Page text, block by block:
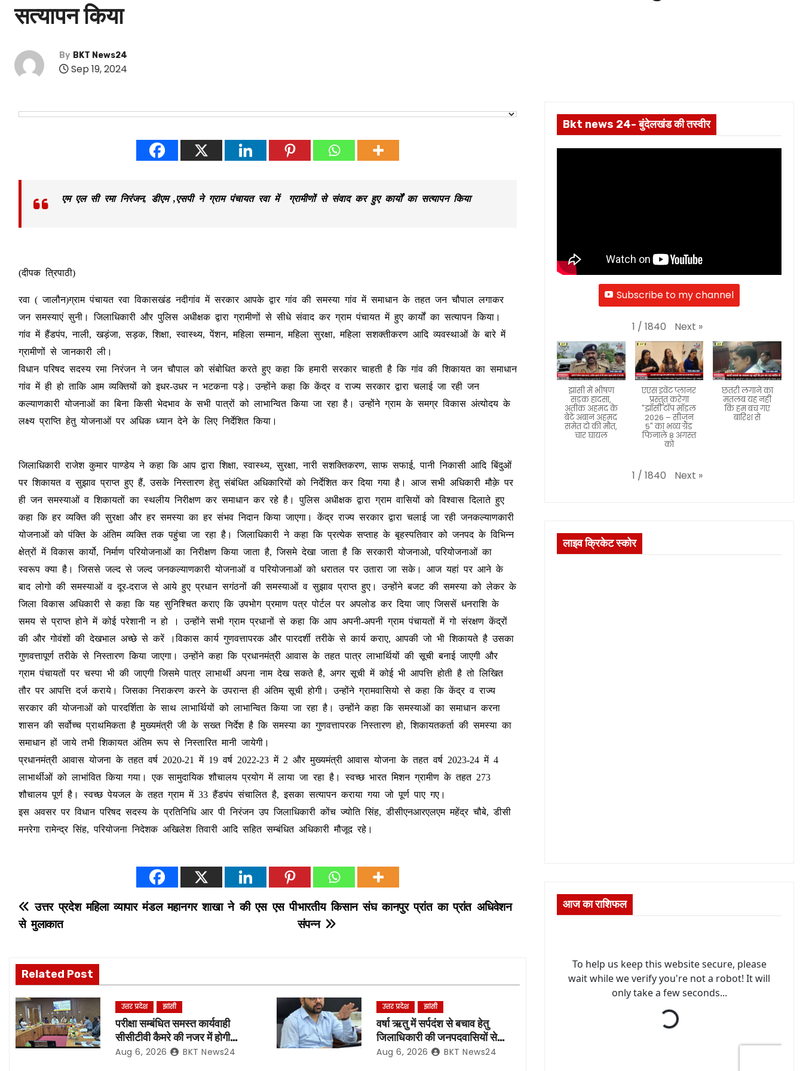
सत्यापन किया
By BKT News24
Sep 19, 2024
एम एल सी रमा निरंजन, डीएम ,एसपी ने ग्राम पंचायत रवा में ग्रामीणों से संवाद कर हुए कार्यों का सत्यापन किया
(दीपक त्रिपाठी)
रवा ( जालौन)ग्राम पंचायत रवा विकासखंड नदीगांव में सरकार आपके द्वार गांव की समस्या गांव में समाधान के तहत जन चौपाल लगाकर
जन समस्याएं सुनी। जिलाधिकारी और पुलिस अधीक्षक द्वारा ग्रामीणों से सीधे संवाद कर ग्राम पंचायत में हुए कार्यों का सत्यापन किया।
गांव में हैंडपंप, नाली, खड़ंजा, सड़क, शिक्षा, स्वास्थ्य, पेंशन, महिला सम्मान, महिला सुरक्षा, महिला सशक्तीकरण आदि व्यवस्थाओं के बारे में
ग्रामीणों से जानकारी ली।
विधान परिषद सदस्य रमा निरंजन ने जन चौपाल को संबोधित करते हुए कहा कि हमारी सरकार चाहती है कि गांव की शिकायत का समाधान
गांव में ही हो ताकि आम व्यक्तियों को इधर-उधर न भटकना पड़े। उन्होंने कहा कि केंद्र व राज्य सरकार द्वारा चलाई जा रही जन
कल्याणकारी योजनाओं का बिना किसी भेदभाव के सभी पात्रों को लाभान्वित किया जा रहा है। उन्होंने ग्राम के समग्र विकास अंत्योदय के
लक्ष्य प्राप्ति हेतु योजनाओं पर अधिक ध्यान देने के लिए निर्देशित किया।
जिलाधिकारी राजेश कुमार पाण्डेय ने कहा कि आप द्वारा शिक्षा, स्वास्थ्य, सुरक्षा, नारी सशक्तिकरण, साफ सफाई, पानी निकासी आदि बिंदुओं
पर शिकायत व सुझाव प्राप्त हुए हैं, उसके निस्तारण हेतु संबंधित अधिकारियों को निर्देशित कर दिया गया है। आज सभी अधिकारी मौक़े पर
ही जन समस्याओं व शिकायतों का स्थलीय निरीक्षण कर समाधान कर रहे है। पुलिस अधीक्षक द्वारा ग्राम वासियों को विश्वास दिलाते हुए
कहा कि हर व्यक्ति की सुरक्षा और हर समस्या का हर संभव निदान किया जाएगा। केंद्र राज्य सरकार द्वारा चलाई जा रही जनकल्याणकारी
योजनाओं को पंक्ति के अंतिम व्यक्ति तक पहुंचा जा रहा है। जिलाधिकारी ने कहा कि प्रत्येक सप्ताह के बृहस्पतिवार को जनपद के विभिन्न
क्षेत्रों में विकास कार्यो, निर्माण परियोजनाओं का निरीक्षण किया जाता है, जिसमे देखा जाता है कि सरकारी योजनाओ, परियोजनाओं का
स्वरूप क्या है। जिससे जल्द से जल्द जनकल्याणकारी योजनाओं व परियोजनाओं को धरातल पर उतारा जा सके। आज यहां पर आने के
बाद लोगो की समस्याओं व दूर-दराज से आये हुए प्रधान सगंठनों की समस्याओं व सुझाव प्राप्त हुए। उन्होंने बजट की समस्या को लेकर के
जिला विकास अधिकारी से कहा कि यह सुनिश्चित कराए कि उपभोग प्रमाण पत्र पोर्टल पर अपलोड कर दिया जाए जिससें धनराशि के
समय से प्राप्त होने में कोई परेशानी न हो । उन्होंने सभी ग्राम प्रधानों से कहा कि आप अपनी-अपनी ग्राम पंचायतों में गो संरक्षण केंद्रों
की और गोवंशों की देखभाल अच्छे से करें ।विकास कार्य गुणवत्तापरक और पारदर्शी तरीके से कार्य कराए, आपकी जो भी शिकायते है उसका
गुणवत्तापूर्ण तरीके से निस्तारण किया जाएगा। उन्होंने कहा कि प्रधानमंत्री आवास के तहत पात्र लाभार्थियों की सूची बनाई जाएगी और
ग्राम पंचायतों पर चस्पा भी की जाएगी जिसमे पात्र लाभार्थी अपना नाम देख सकते है, अगर सूची में कोई भी आपत्ति होती है तो लिखित
तौर पर आपत्ति दर्ज कराये। जिसका निराकरण करने के उपरान्त ही अंतिम सूची होगी। उन्होंने ग्रामवासियो से कहा कि केंद्र व राज्य
सरकार की योजनाओं को पारदर्शिता के साथ लाभार्थियों को लाभान्वित किया जा रहा है। उन्होंने कहा कि समस्याओं का समाधान करना
शासन की सर्वोच्च प्राथमिकता है मुख्यमंत्री जी के सख्त निर्देश है कि समस्या का गुणवत्तापरक निस्तारण हो, शिकायतकर्ता की समस्या का
समाधान हों जाये तभी शिकायत अंतिम रूप से निस्तारित मानी जायेगी।
प्रधानमंत्री आवास योजना के तहत वर्ष 2020-21 में 19 वर्ष 2022-23 में 2 और मुख्यमंत्री आवास योजना के तहत वर्ष 2023-24 में 4
लाभार्थीओं को लाभांवित किया गया। एक सामुदायिक शौचालय प्रयोग में लाया जा रहा है। स्वच्छ भारत मिशन ग्रामीण के तहत 273
शौचालय पूर्ण है। स्वच्छ पेयजल के तहत ग्राम में 33 हैंडपंप संचालित है, इसका सत्यापन कराया गया जो पूर्ण पाए गए।
इस अवसर पर विधान परिषद सदस्य के प्रतिनिधि आर पी निरंजन उप जिलाधिकारी कोंच ज्योति सिंह, डीसीएनआरएलएम महेंद्र चौबे, डीसी
मनरेगा रामेन्द्र सिंह, परियोजना निदेशक अखिलेश तिवारी आदि सहित सम्बंधित अधिकारी मौजूद रहे।
P
o
s
t
n
a
भारतीय किसान संघ कानपुर प्रांत का प्रांत अधिवेशन
संपन्न
उत्तर प्रदेश महिला व्यापार मंडल महानगर शाखा ने की एस एस पी
से मुलाकात
Related Post
उत्तर प्रदेश झांसी
परीक्षा सम्बंधित समस्त कार्यवाही
सीसीटीवी कैमरे की नजर में होगी
संपादित, रिकॉर्डिंग भी रहेगी सुरक्षित:-
Aug 6, 2026 BKT News24
उत्तर प्रदेश झांसी
वर्षा ऋतु में सर्पदंश से बचाव हेतु
जिलाधिकारी की जनपदवासियों से
अपील*
Aug 6, 2026 BKT News24
Bkt news 24- बुंदेलखंड की तस्वीर
Subscribe to my channel
1 / 1840 Next »
झांसी में भीषण
सड़क हादसा,
अतीक अहमद के
बेटे अबान अहमद
समेत दो की मौत,
चार घायल
एएस इवेंट प्लानर
प्रस्तुत करेगा
"झाँसी टॉप मॉडल
2026 – सीजन
5" का भव्य ग्रैंड
फिनाले 8 अगस्त
को
छतरी लगाने का
मतलब यह नहीं
कि हम बच गए
बारिश से
1 / 1840 Next »
लाइव क्रिकेट स्कोर
आज का राशिफल